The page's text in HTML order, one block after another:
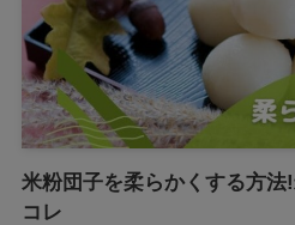
米粉団子を柔らかくする方
コレ